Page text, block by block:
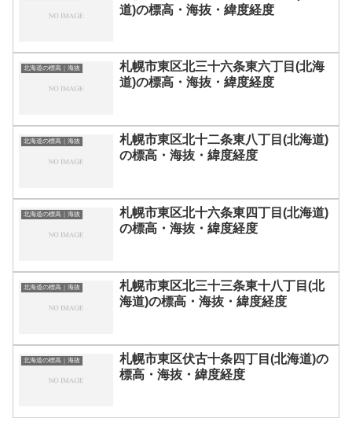
道)の標高・海抜・緯度経度
北海道の標高｜海抜
札幌市東区北三十六条東六丁目(北海
道)の標高・海抜・緯度経度
北海道の標高｜海抜
札幌市東区北十二条東八丁目(北海道)
の標高・海抜・緯度経度
北海道の標高｜海抜
札幌市東区北十六条東四丁目(北海道)
の標高・海抜・緯度経度
北海道の標高｜海抜
札幌市東区北三十三条東十八丁目(北
海道)の標高・海抜・緯度経度
北海道の標高｜海抜
札幌市東区伏古十条四丁目(北海道)の
標高・海抜・緯度経度